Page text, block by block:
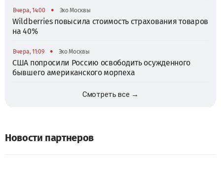
Вчера, 14:00 • Эхо Москвы
Wildberries повысила стоимость страхования товаров
на 40%
Вчера, 11:09 • Эхо Москвы
США попросили Россию освободить осужденного
бывшего американского морпеха
Смотреть все →
Новости партнеров